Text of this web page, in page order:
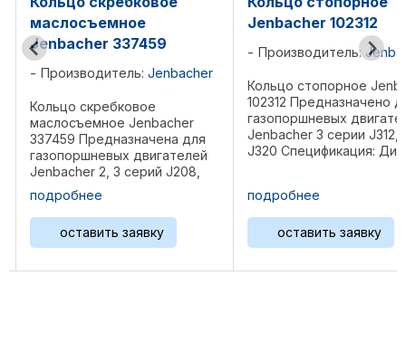
Jenbacher 102312
Производитель:
Кольцо стопорное Jenbacher
102312 Предназначено для
газопоршневых двигателей
Jenbacher 3 серии J312, J316,
J320 Спецификация: Диаметр
55 мм, толщина 2 мм. Вес 0,01
подробнее
оставить заявку
102131
Производитель:
О-кольцо Jenbacher
Предназначена для
газопоршневых
Jenbacher 2, 3, 4, 6,
J208, J312, J316,
120 мм, толщина 6
Материал NBR Вес
подробнее
оставить заявку